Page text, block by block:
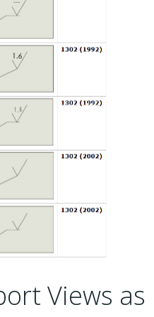
Views as